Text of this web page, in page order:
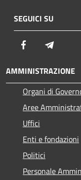
SEGUICI SU
Facebook
AMMINISTRAZIONE
Organi di
Aree
Uffici
Enti e fondazioni
Politici
Personale